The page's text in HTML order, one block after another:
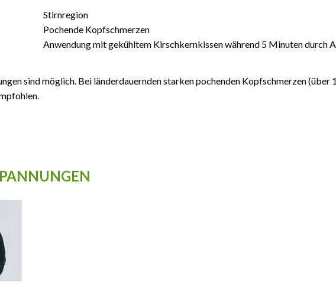
Stirnregion
Pochende Kopfschmerzen
Anwendung mit gekühltem Kirschkernkissen während 5 Minuten durch
sind möglich. Bei länderdauernden starken pochenden Kopfschmerzen (über